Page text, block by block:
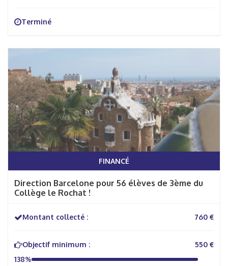
Terminé
FINANCÉ
Direction Barcelone pour 56 élèves de 3ème du
Collège le Rochat !
Montant collecté : 760 €
Objectif minimum :
550 €
138%